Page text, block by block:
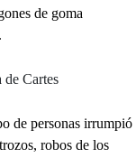
de goma
Cartes
de personas irrumpió
robos de los